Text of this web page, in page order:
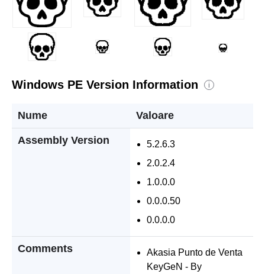
Windows PE Version Information i
Nume Valoare
Assembly Version
5.2.6.3
2.0.2.4
1.0.0.0
0.0.0.50
0.0.0.0
Comments
Akasia Punto de Venta
KeyGeN - By